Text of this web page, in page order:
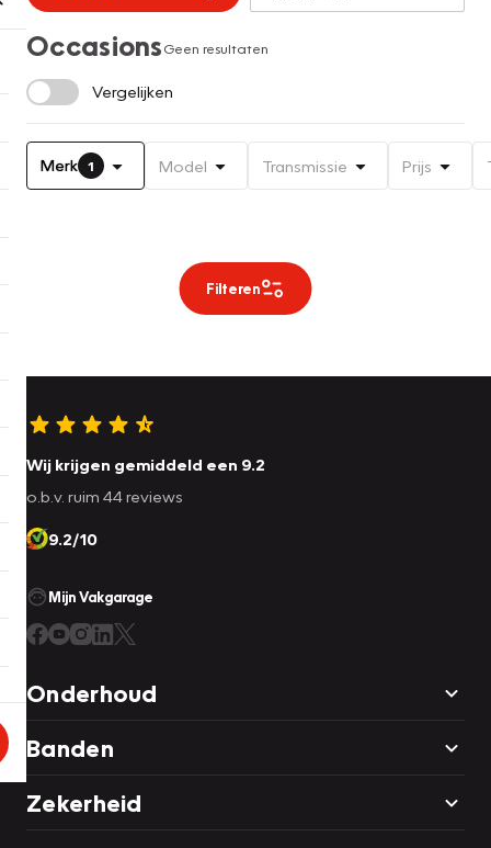
OccasionsGeen resultaten
Vergelijken
Merk 1 Model Transmissie Prijs
Filteren
Wij krijgen gemiddeld een 9.2
o.b.v. ruim 44 reviews
9.2/10
Mijn Vakgarage
Onderhoud
Banden
Zekerheid